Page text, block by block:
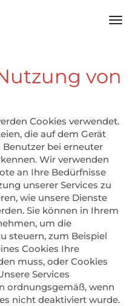
von
Cookies verwendet.
die auf dem Gerät
bei erneuter
Wir verwenden
an Ihre Bedürfnisse
unserer Services zu
wie unsere Dienste
Sie können in Ihrem
um die
steuern, zum Beispiel
Cookies Ihre
muss, oder Cookies
Services
ordnungsgemäß, wenn
nicht deaktiviert wurde.